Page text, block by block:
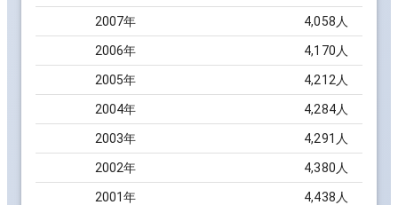
2007年 4,058 人
2006年 4,170 人
2005年 4,212 人
2004年 4,284人
2003年 4,291 人
2002年 4,380 人
2001年 4,438 人